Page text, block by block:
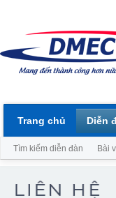
Trang chủ Diễn
Tìm kiếm diễn đàn Bài